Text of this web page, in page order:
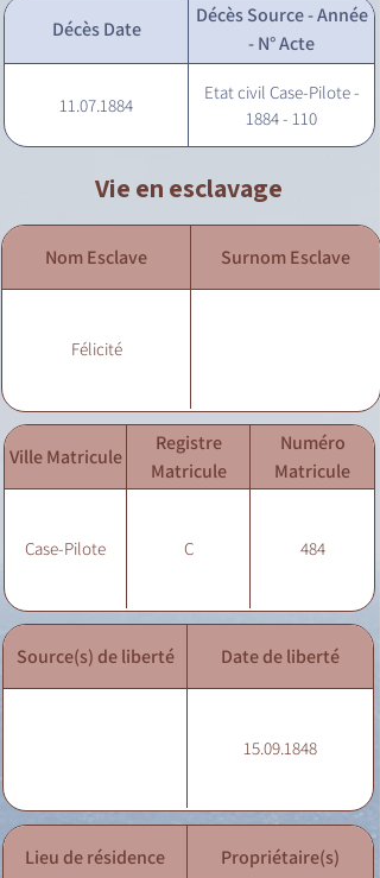
Décès Date
Décès Source - Année
- N° Acte
11.07.1884
Etat civil Case-Pilote -
1884 - 110
Vie en esclavage
Nom Esclave Surnom Esclave
Félicité
Ville Matricule
Registre
Matricule
Numéro
Matricule
Case-Pilote C 484
Source(s) de liberté Date de liberté
15.09.1848
Lieu de résidence Propriétaire(s)